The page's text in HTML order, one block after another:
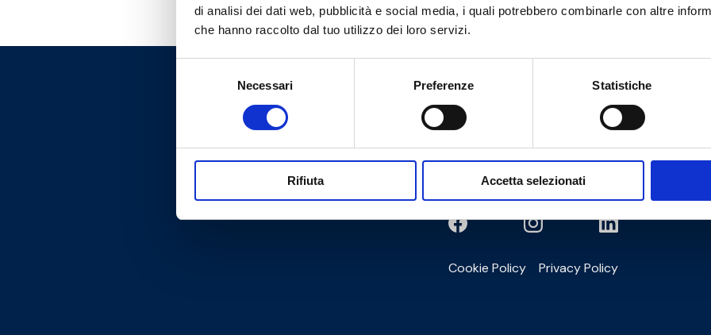
di analisi dei dati web, pubblicità e social media, i quali potrebbero combinarle con altre
che hanno raccolto dal tuo utilizzo dei loro servizi.
Necessari Preferenze Statistiche
Rifiuta Accetta selezionati
Вам нужна помощь?
Cookie Policy Privacy Policy